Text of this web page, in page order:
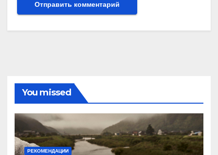
You missed
РЕКОМЕНДАЦИИ